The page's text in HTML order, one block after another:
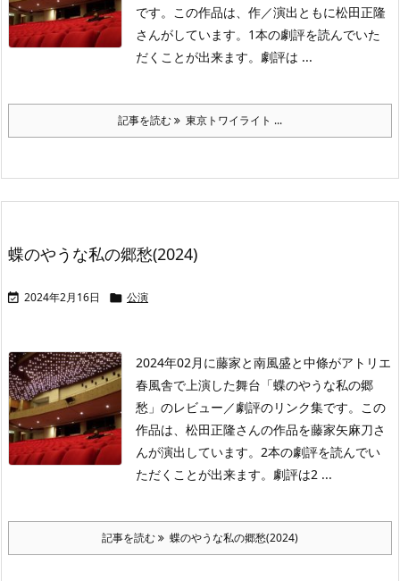
です。この作品は、作／演出ともに松田正隆
さんがしています。1本の劇評を読んでいた
だくことが出来ます。劇評は ...
記事を読む 東京トワイライト ...
蝶のやうな私の郷愁(2024)
 2024年2月16日  公演
2024年02月に藤家と南風盛と中條がアトリエ
春風舎で上演した舞台「蝶のやうな私の郷
愁」のレビュー／劇評のリンク集です。この
作品は、松田正隆さんの作品を藤家矢麻刀さ
んが演出しています。2本の劇評を読んでい
ただくことが出来ます。劇評は2 ...
記事を読む 蝶のやうな私の郷愁(2024)